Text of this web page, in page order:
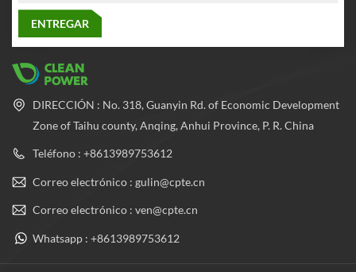
DIRECCIÓN : No. 318, Guanyin Rd. of Economic Development
Zone of Taihu county, Anqing, Anhui Province, P. R. China
Teléfono : +8613989753612
Correo electrónico : gulin@cpte.cn
Correo electrónico : ven@cpte.cn
Whatsapp : +8613989753612